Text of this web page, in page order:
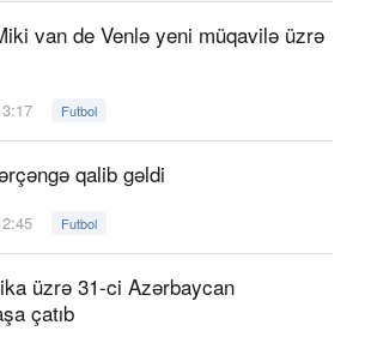
van de Venlə yeni müqavilə üzrə
Futbol
qalib gəldi
Futbol
üzrə 31-ci Azərbaycan
çatıb